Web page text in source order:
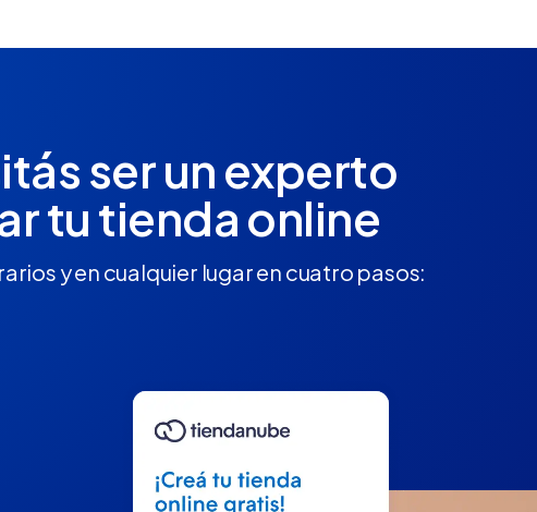
ser un experto
tu tienda online
y en cualquier lugar en cuatro pasos: